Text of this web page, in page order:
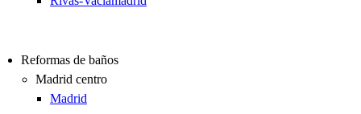
Reformas de baños
Madrid centro
Madrid